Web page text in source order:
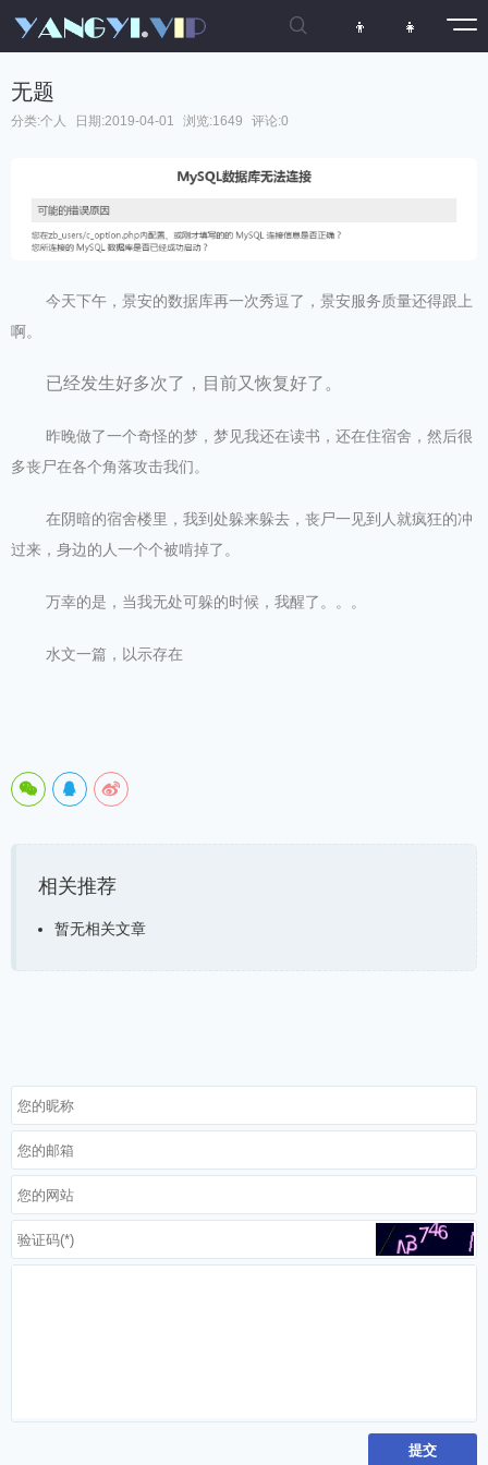
👦 👧

无题
分类:个人 日期:2019-04-01 浏览:1649 评论:0
今天下午，景安的数据库再一次秀逗了，景安服务质量还得跟上
啊。
已经发生好多次了，目前又恢复好了。
昨晚做了一个奇怪的梦，梦见我还在读书，还在住宿舍，然后很
多丧尸在各个角落攻击我们。
在阴暗的宿舍楼里，我到处躲来躲去，丧尸一见到人就疯狂的冲
过来，身边的人一个个被啃掉了。
万幸的是，当我无处可躲的时候，我醒了。。。
水文一篇，以示存在
相关推荐
暂无相关文章